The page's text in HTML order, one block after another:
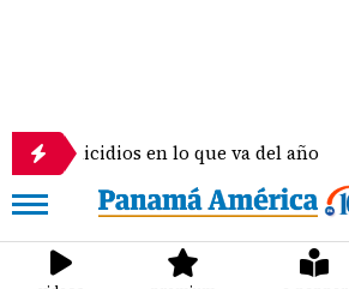
homicidios en lo que va del año